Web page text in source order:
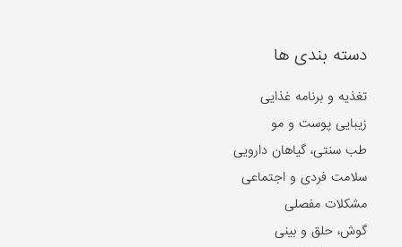
دسته بندی ها
تغذیه و برنامه غذایی
زیبایی پوست و مو
طب سنتی، گیاهان دارویی
سلامت فردی و اجتماعی
مشکلات مفصلی
گوش، حلق و بینی